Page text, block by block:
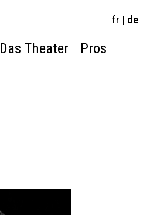
fr | de
Das Theater Pros